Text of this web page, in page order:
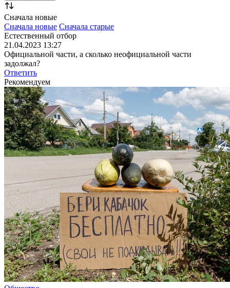
Сначала новые
Сначала новые Сначала старые
Естественный отбор
21.04.2023 13:27
Официальной части, а сколько неофициальной части
задолжал?
Ответить
Рекомендуем